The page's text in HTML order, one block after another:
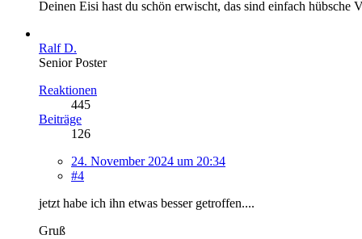
Deinen Eisi hast du schön erwischt, das sind einfach hübsche
Ralf D.
Senior Poster
Reaktionen
445
Beiträge
126
24. November 2024 um 20:34
#4
jetzt habe ich ihn etwas besser getroffen....
Gruß